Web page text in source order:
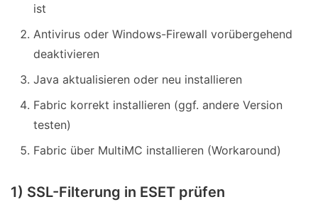
ist
Antivirus oder Windows-Firewall vorübergehend
deaktivieren
Java aktualisieren oder neu installieren
Fabric korrekt installieren (ggf. andere Version
testen)
Fabric über MultiMC installieren (Workaround)
1) SSL-Filterung in ESET prüfen